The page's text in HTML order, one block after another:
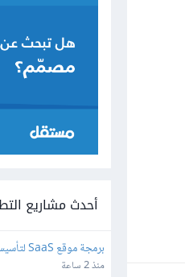
أحدث مشاريع
برمجة موقع SaaS لتأسيس مواقع رحلات
منذ 2 ساعة